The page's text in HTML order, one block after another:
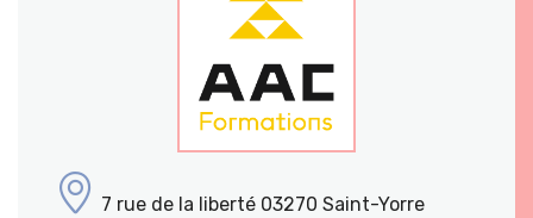
7 rue de la liberté 03270 Saint-Yorre